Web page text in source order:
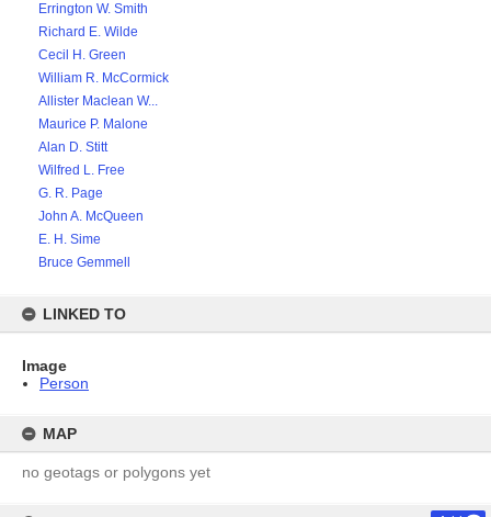
Errington W. Smith
Richard E. Wilde
Cecil H. Green
William R. McCormick
Allister Maclean W...
Maurice P. Malone
Alan D. Stitt
Wilfred L. Free
G. R. Page
John A. McQueen
E. H. Sime
Bruce Gemmell
LINKED TO
Image
Person
MAP
no geotags or polygons yet